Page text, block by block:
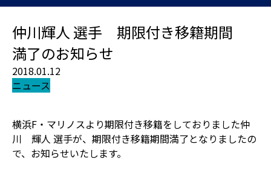
仲川輝人 選手 期限付き移籍期間
満了のお知らせ
2018.01.12
ニュース
横浜F・マリノスより期限付き移籍をしておりました仲
川 輝人 選手が、期限付き移籍期間満了となりましたの
で、お知らせいたします。